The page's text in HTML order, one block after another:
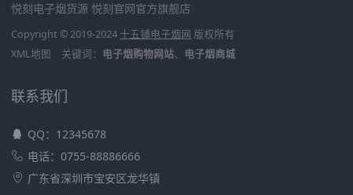
悦刻电子烟货源 悦刻官网官方旗舰店
Copyright © 2019-2024 十五铺电子烟网 版权所有
XML地图
关键词： 电子烟购物网站、 电子烟商城
联系我们
QQ：12345678
电话：0755-88886666
广东省深圳市宝安区龙华镇